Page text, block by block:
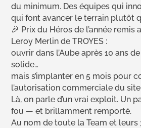
du minimum. Des équipes qui
qui font avancer le terrain plutôt
🎉 Prix du Héros de l’année remis
Leroy Merlin de TROYES :
ouvrir dans l’Aube après 10 ans
solide…
mais s’implanter en 5 mois pour
l’autorisation commerciale du
Là, on parle d’un vrai exploit. Un
fou — et brillamment remporté.
Au nom de toute la Team et